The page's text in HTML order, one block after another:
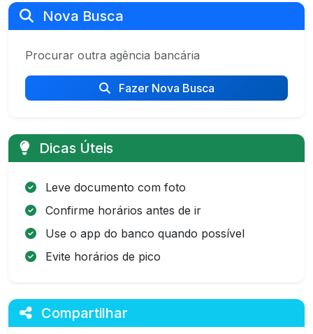
Nova Busca
Procurar outra agência bancária
Fazer Nova Busca
Dicas Úteis
Leve documento com foto
Confirme horários antes de ir
Use o app do banco quando possível
Evite horários de pico
Compartilhar